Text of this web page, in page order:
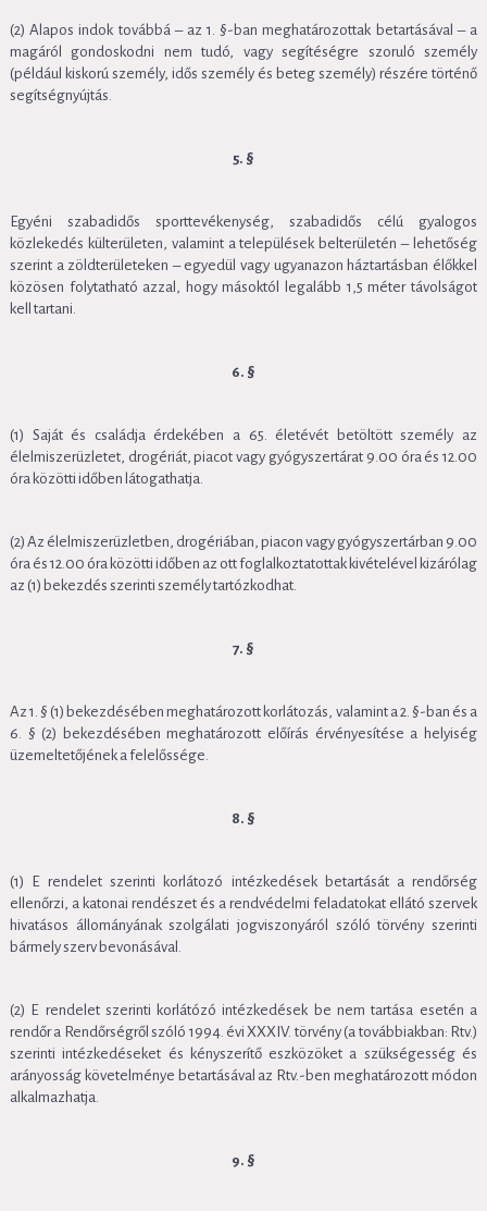
(2) Alapos indok továbbá – az 1. §-ban meghatározottak betartásával – a
magáról gondoskodni nem tudó, vagy segítéségre szoruló személy
(például kiskorú személy, idős személy és beteg személy) részére történő
segítségnyújtás.
5. §
Egyéni szabadidős sporttevékenység, szabadidős célú gyalogos
közlekedés külterületen, valamint a települések belterületén – lehetőség
szerint a zöldterületeken – egyedül vagy ugyanazon háztartásban élőkkel
közösen folytatható azzal, hogy másoktól legalább 1,5 méter távolságot
kell tartani.
6. §
(1) Saját és családja érdekében a 65. életévét betöltött személy az
élelmiszerüzletet, drogériát, piacot vagy gyógyszertárat 9.00 óra és 12.00
óra közötti időben látogathatja.
(2) Az élelmiszerüzletben, drogériában, piacon vagy gyógyszertárban 9.00
óra és 12.00 óra közötti időben az ott foglalkoztatottak kivételével kizárólag
az (1) bekezdés szerinti személy tartózkodhat.
7. §
Az 1. § (1) bekezdésében meghatározott korlátozás, valamint a 2. §-ban és a
6. § (2) bekezdésében meghatározott előírás érvényesítése a helyiség
üzemeltetőjének a felelőssége.
8. §
(1) E rendelet szerinti korlátozó intézkedések betartását a rendőrség
ellenőrzi, a katonai rendészet és a rendvédelmi feladatokat ellátó szervek
hivatásos állományának szolgálati jogviszonyáról szóló törvény szerinti
bármely szerv bevonásával.
(2) E rendelet szerinti korlátózó intézkedések be nem tartása esetén a
rendőr a Rendőrségről szóló 1994. évi XXXIV. törvény (a továbbiakban: Rtv.)
szerinti intézkedéseket és kényszerítő eszközöket a szükségesség és
arányosság követelménye betartásával az Rtv.-ben meghatározott módon
alkalmazhatja.
9. §